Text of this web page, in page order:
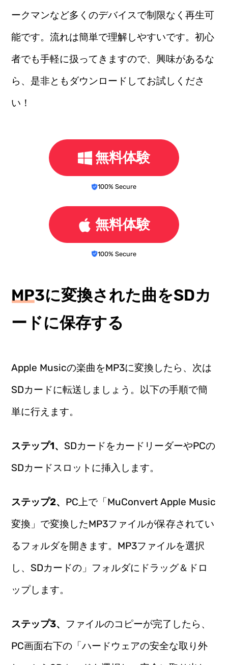
ークマンなど多くのデバイスで制限なく再生可
能です。流れは簡単で理解しやすいです。初心
者でも手軽に扱ってきますので、興味があるな
ら、是非ともダウンロードしてお試しくださ
い！
無料体験
100% Secure
無料体験
100% Secure
MP3に変換された曲をSDカ
ードに保存する
Apple Musicの楽曲をMP3に変換したら、次は
SDカードに転送しましょう。以下の手順で簡
単に行えます。
ステップ1、SDカードをカードリーダーやPCの
SDカードスロットに挿入します。
ステップ2、 PC上で「MuConvert Apple Music
変換」で変換したMP3ファイルが保存されてい
るフォルダを開きます。MP3ファイルを選択
し、SDカードの」フォルダにドラッグ＆ドロ
ップします。
ステップ3、 ファイルのコピーが完了したら、
PC画面右下の「ハードウェアの安全な取り外